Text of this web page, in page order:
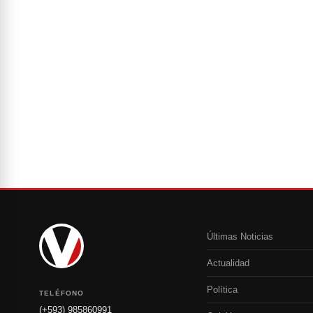
TELÉFONO
(+593) 985860991
Últimas Noticias
Actualidad
Política